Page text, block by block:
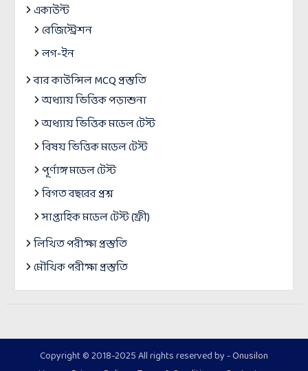
একাউন্ট
রেজিস্ট্রেশন
লগ-ইন
বার কাউন্সিল MCQ প্রস্তুতি
অধ্যায় ভিত্তিক পড়াশুনা
অধ্যায় ভিত্তিক মডেল টেস্ট
বিষয় ভিত্তিক মডেল টেস্ট
পূর্ণাঙ্গ মডেল টেস্ট
বিগত বছরের প্রশ্ন
সাপ্তাহিক মডেল টেস্ট (ফ্রী)
লিখিত পরীক্ষা প্রস্তুতি
মৌখিক পরীক্ষা প্রস্তুতি
Copyright © 2018-2025 All rights reserved by -Onusilon